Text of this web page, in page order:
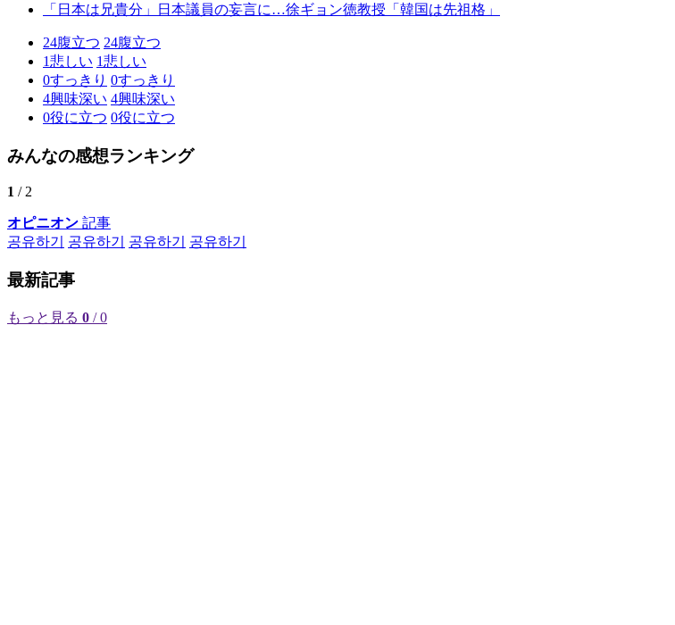
「日本は兄貴分」日本議員の妄言に…徐ギョン徳教授「韓国は先祖格」
24腹立つ 24腹立つ
1悲しい 1悲しい
0すっきり 0すっきり
4興味深い 4興味深い
0役に立つ 0役に立つ
みんなの感想ランキング
1 / 2
オピニオン 記事
공유하기
공유하기 공유하기 공유하기
最新記事
もっと見る 0 / 0